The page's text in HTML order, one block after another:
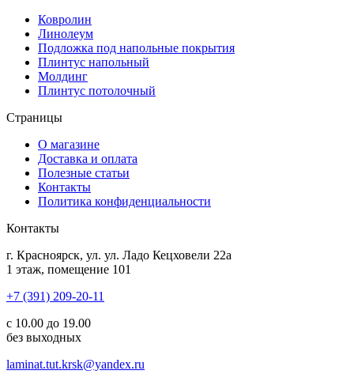
Ковролин
Линолеум
Подложка под напольные покрытия
Плинтус напольный
Молдинг
Плинтус потолочный
Страницы
О магазине
Доставка и оплата
Полезные статьи
Контакты
Политика конфиденциальности
Контакты
г. Красноярск, ул. ул. Ладо Кецховели 22а
1 этаж, помещение 101
+7 (391) 209-20-11
с 10.00 до 19.00
без выходных
laminat.tut.krsk@yandex.ru